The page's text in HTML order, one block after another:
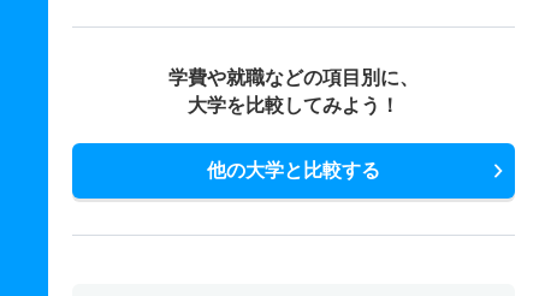
学費や就職などの項目別に、
大学を比較してみよう！
他の大学と比較する